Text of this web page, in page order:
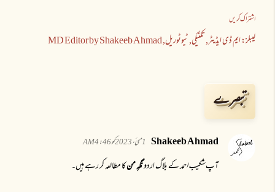
اشتراک کریں
لیبلز:ایم ڈی ایڈیٹر تکنیکی ٹیوٹوریلMD Editor by Shakeeb Ahmad
تبصرے
Shakeeb Ahmad 1 مئی، 2023 کو 4:46 AM
آپشکیب احمدکے بلاگ اردونگہِ منکا مطالعہ کر رہے ہیں۔